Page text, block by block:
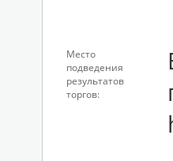
Место
подведения
результатов
торгов: